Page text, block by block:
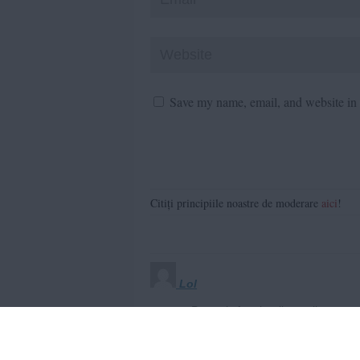
Save my name, email, and website
Citiți principiile noastre de moderare aici!
Lol
Povesti sf pe banii proștilor.